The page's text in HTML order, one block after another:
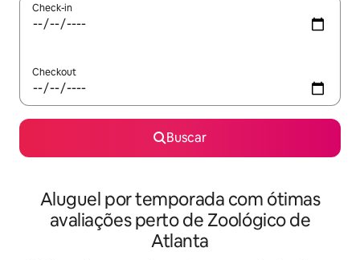
Check-in
Checkout
Buscar
Aluguel por temporada com ótimas
avaliações perto de Zoológico de
Atlanta